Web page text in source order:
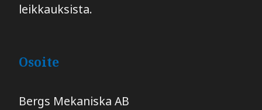
leikkauksista.
Osoite
Bergs Mekaniska AB